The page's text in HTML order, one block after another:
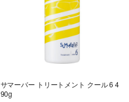
サマーバー トリートメント クール 6 4
90g